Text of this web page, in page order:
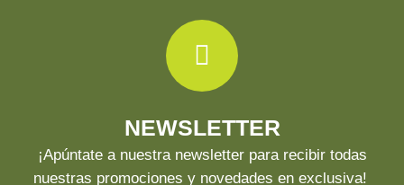
NEWSLETTER
¡Apúntate a nuestra newsletter para recibir todas
nuestras promociones y novedades en exclusiva!